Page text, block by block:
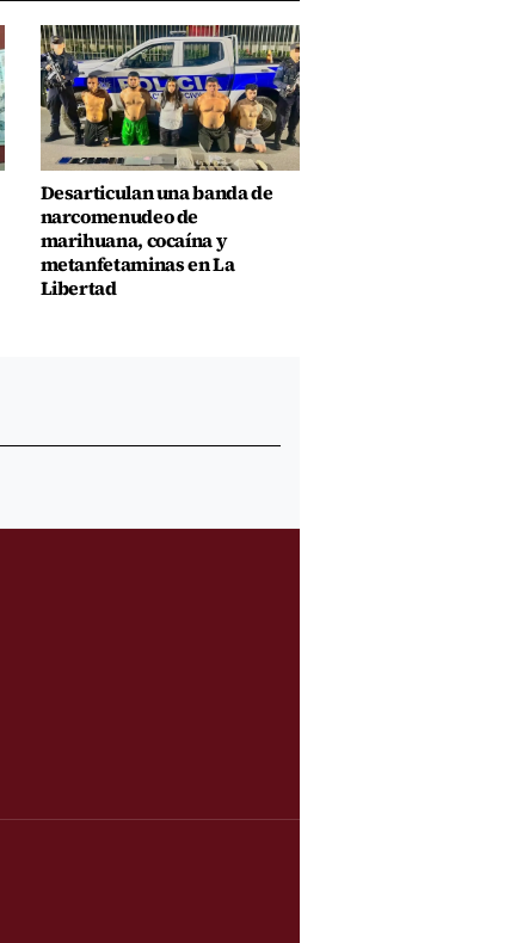
Desarticulan una banda de
narcomenudeo de
marihuana, cocaína y
metanfetaminas en La
Libertad